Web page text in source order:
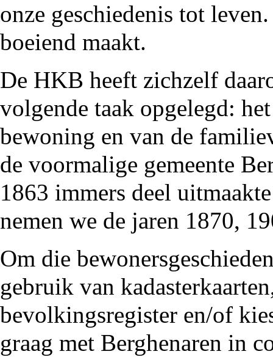
onze geschiedenis tot
boeiend maakt.
De HKB heeft zichzelf
volgende taak opgelegd:
bewoning en van de
de voormalige gemeente
1863 immers deel
nemen we de jaren 1870,
Om die
gebruik van
bevolkingsregister en/of
graag met Berghenaren in